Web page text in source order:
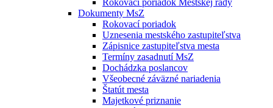
Rokovací poriadok Mestskej rady
Dokumenty MsZ
Rokovací poriadok
Uznesenia mestského zastupiteľstva
Zápisnice zastupiteľstva mesta
Termíny zasadnutí MsZ
Dochádzka poslancov
Všeobecné záväzné nariadenia
Štatút mesta
Majetkové priznanie